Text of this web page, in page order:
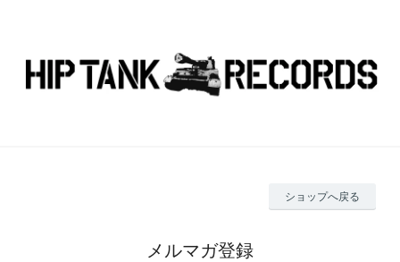
ショップへ戻る
メルマガ登録